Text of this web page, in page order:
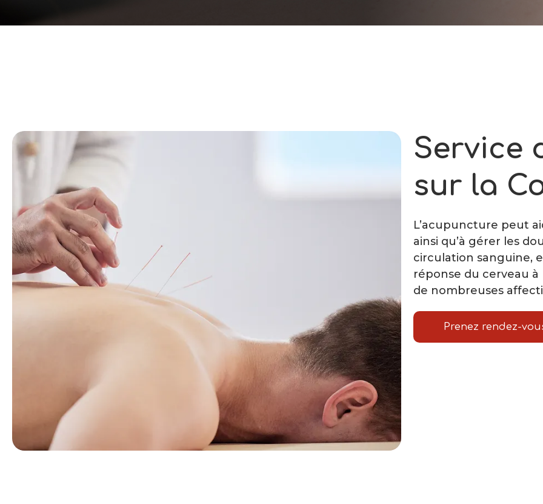
Service
sur la
L’acupuncture peut
ainsi qu’à gérer les
circulation sanguine,
réponse du cerveau
de nombreuses
Prenez rendez-